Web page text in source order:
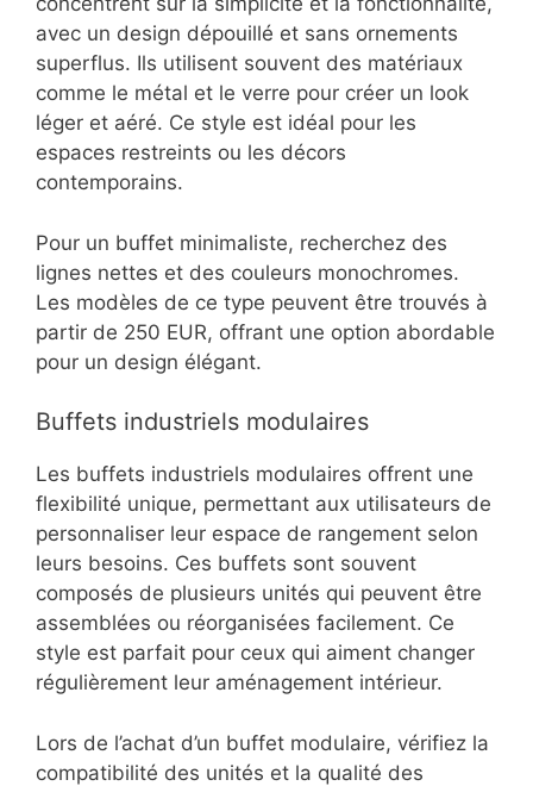
avec un design dépouillé et sans ornements
superflus. Ils utilisent souvent des matériaux
comme le métal et le verre pour créer un look
léger et aéré. Ce style est idéal pour les
espaces restreints ou les décors
contemporains.
Pour un buffet minimaliste, recherchez des
lignes nettes et des couleurs monochromes.
Les modèles de ce type peuvent être trouvés à
partir de 250 EUR, offrant une option abordable
pour un design élégant.
Buffets industriels modulaires
Les buffets industriels modulaires offrent une
flexibilité unique, permettant aux utilisateurs de
personnaliser leur espace de rangement selon
leurs besoins. Ces buffets sont souvent
composés de plusieurs unités qui peuvent être
assemblées ou réorganisées facilement. Ce
style est parfait pour ceux qui aiment changer
régulièrement leur aménagement intérieur.
Lors de l’achat d’un buffet modulaire, vérifiez la
compatibilité des unités et la qualité des